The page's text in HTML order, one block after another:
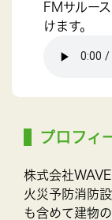
FMサルー
けます。
プロフィ
株式会社
火災予防消防
も含めて建物